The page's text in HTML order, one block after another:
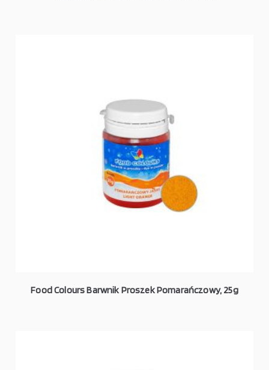
Food Colours Barwnik Proszek Pomarańczowy, 25g